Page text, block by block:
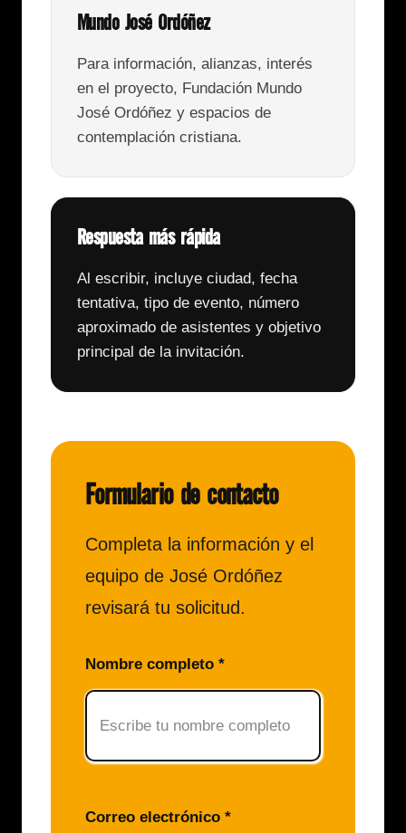
Mundo José Ordóñez
Para información, alianzas, interés
en el proyecto, Fundación Mundo
José Ordóñez y espacios de
contemplación cristiana.
Respuesta más rápida
Al escribir, incluye ciudad, fecha
tentativa, tipo de evento, número
aproximado de asistentes y objetivo
principal de la invitación.
Formulario de contacto
Completa la información y el
equipo de José Ordóñez
revisará tu solicitud.
Nombre completo *
Correo electrónico *